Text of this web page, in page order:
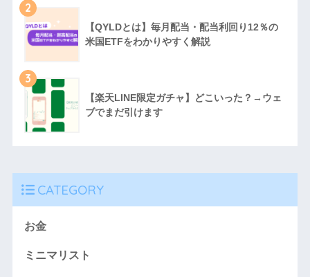
2
【QYLDとは】毎月配当・配当利回り12％の
米国ETFをわかりやすく解説
3
【楽天LINE限定ガチャ】どこいった？→ウェ
ブでまだ引けます
CATEGORY
お金
ミニマリスト